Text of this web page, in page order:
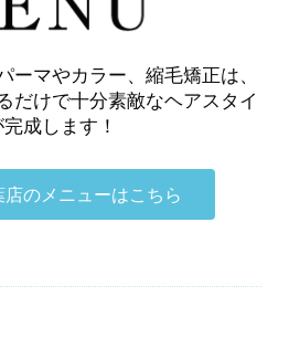
ーマやカラー、縮毛矯正は、
だけで十分素敵なヘアスタイ
成します！
のメニューはこちら